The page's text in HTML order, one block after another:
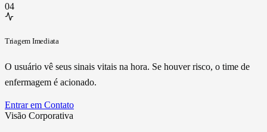
04
Triagem Imediata
O usuário vê seus sinais vitais na hora. Se houver risco, o time de
enfermagem é acionado.
Entrar em Contato
Visão Corporativa